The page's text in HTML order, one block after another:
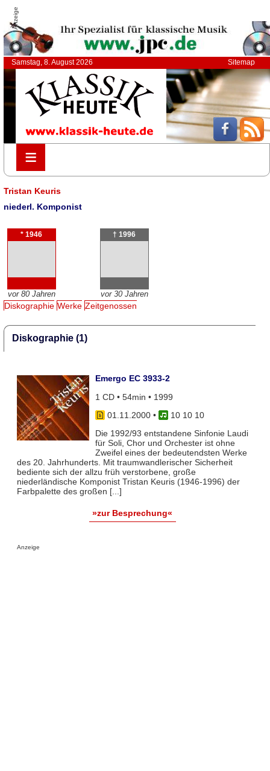
Anzeige
Samstag, 8. August 2026 Sitemap
≡
≡
Tristan Keuris
niederl. Komponist
* 1946
vor 80 Jahren
† 1996
vor 30 Jahren
Diskographie Werke Zeitgenossen
Diskographie (1)
Emergo EC 3933-2
1 CD • 54min • 1999
01.11.2000•
10 10 10
Die 1992/93 entstandene Sinfonie Laudi
für Soli, Chor und Orchester ist ohne
Zweifel eines der bedeutendsten Werke
des 20. Jahrhunderts. Mit traumwandlerischer Sicherheit
bediente sich der allzu früh verstorbene, große
niederländische Komponist Tristan Keuris (1946-1996) der
Farbpalette des großen [...]
»zur Besprechung«
Anzeige